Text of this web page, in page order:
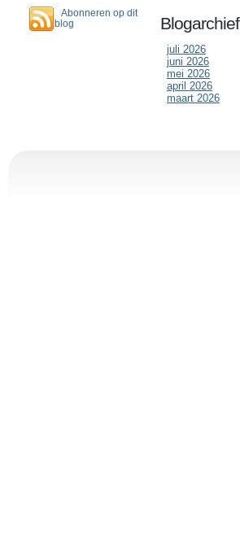
Abonneren op dit
blog
Blogarchief
juli 2026
juni 2026
mei 2026
april 2026
maart 2026